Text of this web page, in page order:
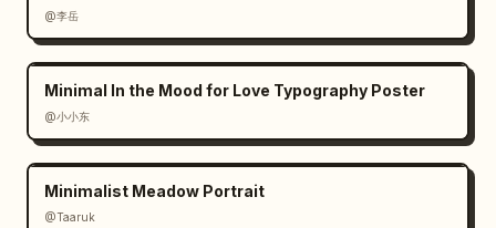
@李岳
Minimal In the Mood for Love Typography Poster
@小小东
Minimalist Meadow Portrait
@Taaruk